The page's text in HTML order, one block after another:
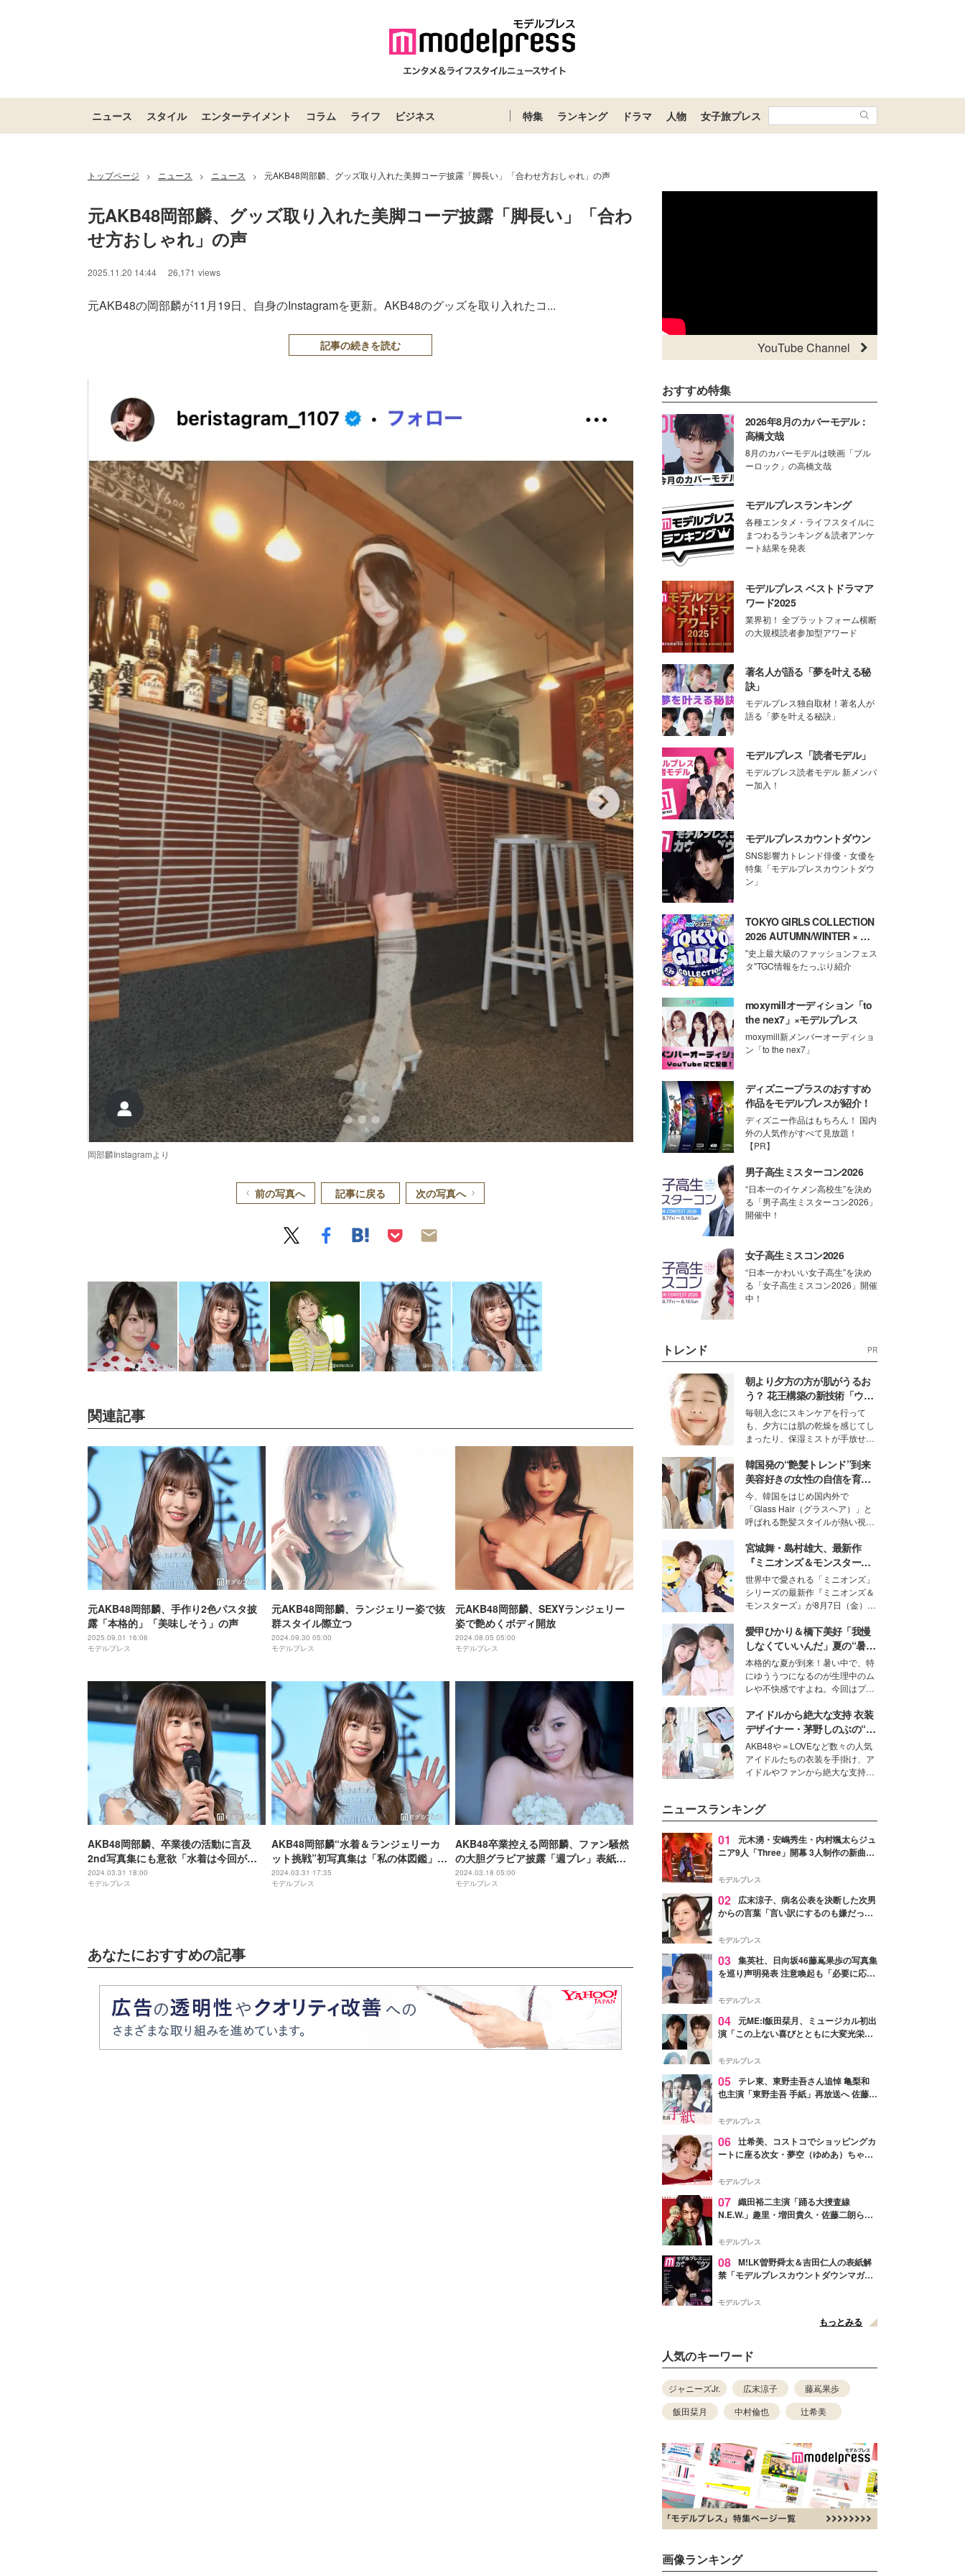
ニュース スタイル エンターテイメント コラム ライフ ビジネス 特集 ランキング ドラマ 人物 女子旅プレス
トップページ > ニュース > ニュース > 元AKB48岡部麟、グッズ取り入れた美脚コーデ披露「脚長い」「合わせ方おしゃれ」の声
元AKB48岡部麟、グッズ取り入れた美脚コーデ披露「脚長い」「合わ
せ方おしゃれ」の声
2025.11.20 14:44 26,171 views
元AKB48の岡部麟が11月19日、自身のInstagramを更新。AKB48のグッズを取り入れたコ...
記事の続きを読む
岡部麟Instagramより
前の写真へ 記事に戻る 次の写真へ
関連記事
元AKB48岡部麟、手作り2色パスタ披
露「本格的」「美味しそう」の声
2025.09.01 16:06
モデルプレス
元AKB48岡部麟、ランジェリー姿で抜
群スタイル際立つ
2024.09.30 05:00
モデルプレス
元AKB48岡部麟、SEXYランジェリー
姿で艶めくボディ開放
2024.08.05 05:00
モデルプレス
AKB48岡部麟、卒業後の活動に言及
2nd写真集にも意欲「水着は今回がラ
ストにならないように」＜エスカルゴ
＞
2024.03.31 18:00
モデルプレス
AKB48岡部麟“水着＆ランジェリーカ
ット挑戦”初写真集は「私の体図鑑」刺
激的カットの反響明かす＜エスカルゴ
＞
2024.03.31 17:35
モデルプレス
AKB48卒業控える岡部麟、ファン騒然
の大胆グラビア披露「週プレ」表紙登
場
2024.03.18 05:00
モデルプレス
あなたにおすすめの記事
YouTube Channel
おすすめ特集
2026年8月のカバーモデル：
高橋文哉
8月のカバーモデルは映画「ブル
ーロック」の高橋文哉
モデルプレスランキング
各種エンタメ・ライフスタイルに
まつわるランキング＆読者アンケ
ート結果を発表
モデルプレス ベストドラマア
ワード2025
業界初！ 全プラットフォーム横断
の大規模読者参加型アワード
著名人が語る「夢を叶える秘
訣」
モデルプレス独自取材！著名人が
語る「夢を叶える秘訣」
モデルプレス「読者モデル」
モデルプレス読者モデル 新メンバ
ー加入！
モデルプレスカウントダウン
SNS影響力トレンド俳優・女優を
特集「モデルプレスカウントダウ
ン」
TOKYO GIRLS COLLECTION
2026 AUTUMN/WINTER × モ
デルプレス
"史上最大級のファッションフェス
タ"TGC情報をたっぷり紹介
moxymillオーディション「to
the nex7」×モデルプレス
moxymill新メンバーオーディショ
ン「to the nex7」
ディズニープラスのおすすめ
作品をモデルプレスが紹介！
ディズニー作品はもちろん！ 国内
外の人気作がすべて見放題！
【PR】
男子高生ミスターコン2026
“日本一のイケメン高校生”を決め
る「男子高生ミスターコン2026」
開催中！
女子高生ミスコン2026
“日本一かわいい女子高生”を決め
る「女子高生ミスコン2026」開催
中！
トレンド PR
朝より夕方の方が肌がうるお
う？ 花王構築の新技術「ウォ
ーターキャプチャリングスキ
ン（捕水肌）」がスキンケア
の常識を変える予感
毎朝入念にスキンケアを行って
も、夕方には肌の乾燥を感じてし
まったり、保湿ミストが手放せな
な美容の常識を大きく変える可能
性を秘めた、革新的な「Water
Capturing Skin（ウォーターキャ
プチャリングスキン：捕水肌）」
技術を、花王が構築した。
韓国発の“艶髪トレンド”到来
美容好きの女性の自信を育む
「ヘアケア事情」って？
今、韓国をはじめ国内外で
「Glass Hair（グラスヘア）」と
呼ばれる艶髪スタイルが熱い視線
ションの完成度を高めるベースと
して、“髪そのものの美しさ”に改
めて注目する人が増えている様
子。今回は、そんな憧れの艶やか
な髪を日常で叶える、美容好きの
女性たちのヘアケア事情を紹介し
ます。
宮城舞・島村雄大、最新作
『ミニオンズ＆モンスター
ズ』の魅力熱弁 ハチャメチャ
だけじゃない“友情と絆”に感
動
世界中で愛される「ミニオンズ」
シリーズの最新作『ミニオンズ＆
モンスターズ』が8月7日（金）に
ニオン好き”という共通点を持つモ
デルの宮城舞と島村雄大の特別対
談をお届け！それぞれの視点か
ら、今作ならではの魅力や予想外
の感動をもたらす奥深いストーリ
ーについて熱く語り合ってもらっ
た。
愛甲ひかり＆橋下美好「我慢
しなくていいんだ」夏の“暑さ
対策”の新しい選択肢とは？
本格的な夏が到来！暑い中で、特
にゆううつになるのが生理中のム
レや不快感ですよね。今回はプラ
モデル・愛甲ひかりさんと橋下美
好さんを迎えて本音で女子会トー
ク。猛暑のお出かけを快適に過ご
すヒントや、2人が感動した夏の
生理の新常識にも迫りました。
アイドルから絶大な支持 衣装
デザイナー・茅野しのぶの“可
愛い”を作る美学＜「シチズン
クロスシー」インタビュー＞
AKB48や＝LOVEなど数々の人気
アイドルたちの衣装を手掛け、ア
イドルやファンから絶大な支持を
ター・茅野しのぶ。一人ひとりの
個性に寄り添い、魅力を引き出す
衣装作りは、多くの女性たちに勇
気と自信を与え続けている。
ニュースランキング
01
元木湧・安嶋秀生・内村颯太らジュ
ニア9人「Three」開幕 3人制作の新曲＆
進んで夢を掴みたい」【ゲネプロレポ】
モデルプレス
02
広末涼子、病名公表を決断した次男
からの言葉「言い訳にするのも嫌だっ
モデルプレス
03 集英社、日向坂46藤嶌果歩の写真集
を巡り声明発表 注意喚起も「必要に応じ
モデルプレス
04 元ME:I飯田栞月、ミュージカル初出
演「この上ない喜びとともに大変光栄」
ャスト発表
モデルプレス
05 テレ東、東野圭吾さん追悼 亀梨和
也主演「東野圭吾 手紙」再放送へ 佐藤隆
モデルプレス
06 辻希美、コストコでショッピングカ
ートに座る次女・夢空（ゆめあ）ちゃん
ぎ」「成長を感じる」の声
モデルプレス
07 織田裕二主演「踊る大捜査線
N.E.W.」趣里・増田貴久・佐藤二朗ら新
徴する“謎のキーワード”も
モデルプレス
08 M!LK曽野舜太＆吉田仁人の表紙解
禁「モデルプレスカウントダウンマガジ
モデルプレス
もっとみる
人気のキーワード
ジャニーズJr. 広末涼子
藤嶌果歩
飯田栞月
中村倫也 辻希美
画像ランキング